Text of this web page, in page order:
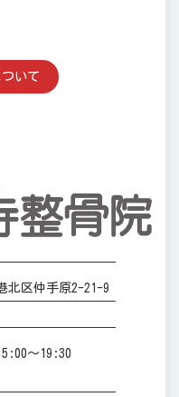
いて
北区仲手原2-21-9
～19:30